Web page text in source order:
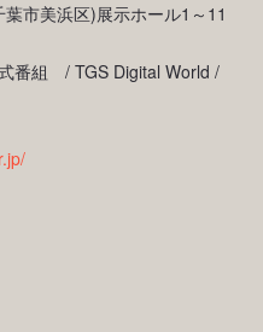
市美浜区)展示ホール1～11
番組 / TGS Digital World /